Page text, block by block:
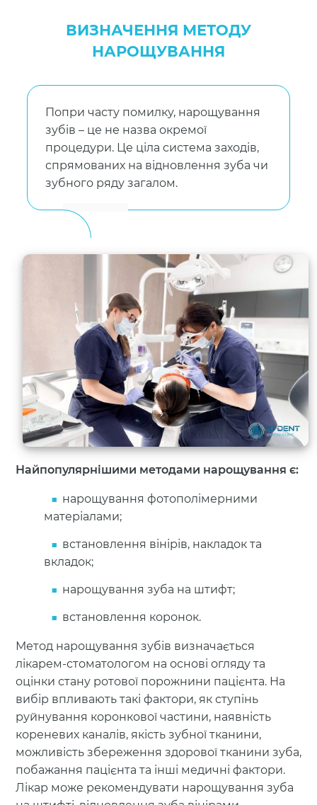
ВИЗНАЧЕННЯ МЕТОДУ
НАРОЩУВАННЯ
Попри часту помилку, нарощування
зубів – це не назва окремої
процедури. Це ціла система заходів,
спрямованих на відновлення зуба чи
зубного ряду загалом.
Найпопулярнішими методами нарощування є:
нарощування фотополімерними
матеріалами;
встановлення вінірів, накладок та
вкладок;
нарощування зуба на штифт;
встановлення коронок.
Метод нарощування зубів визначається
лікарем-стоматологом на основі огляду та
оцінки стану ротової порожнини пацієнта. На
вибір впливають такі фактори, як ступінь
руйнування коронкової частини, наявність
кореневих каналів, якість зубної тканини,
можливість збереження здорової тканини зуба,
побажання пацієнта та інші медичні фактори.
Лікар може рекомендувати нарощування зуба